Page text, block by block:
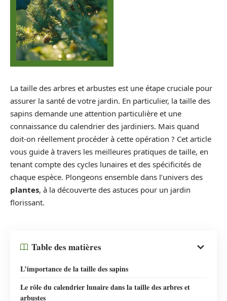
La taille des arbres et arbustes est une étape cruciale pour
assurer la santé de votre jardin. En particulier, la taille des
sapins demande une attention particulière et une
connaissance du calendrier des jardiniers. Mais quand
doit-on réellement procéder à cette opération ? Cet article
vous guide à travers les meilleures pratiques de taille, en
tenant compte des cycles lunaires et des spécificités de
chaque espèce. Plongeons ensemble dans l’univers des
plantes, à la découverte des astuces pour un jardin
florissant.
Table des matières
L’importance de la taille des sapins
Le rôle du calendrier lunaire dans la taille des arbres et
arbustes